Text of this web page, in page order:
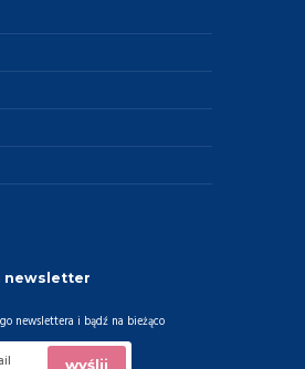
newsletter
newslettera i bądź na bieżąco